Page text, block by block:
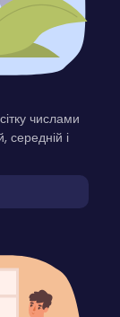
числами
середній і